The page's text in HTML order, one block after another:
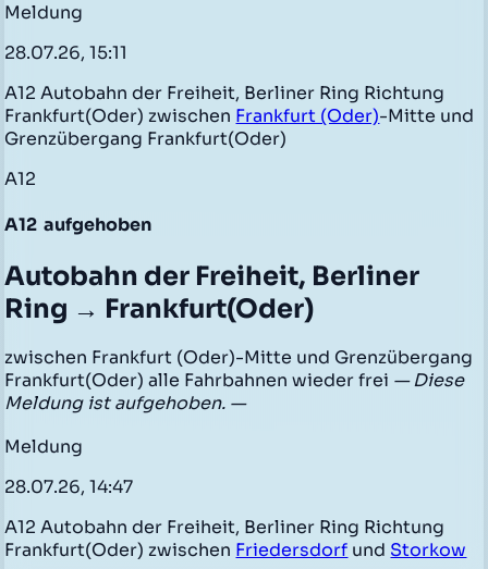
Meldung
28.07.26, 15:11
A12 Autobahn der Freiheit, Berliner Ring Richtung
Frankfurt(Oder) zwischen Frankfurt (Oder)-Mitte und
Grenzübergang Frankfurt(Oder)
A12
A12 aufgehoben
Autobahn der Freiheit, Berliner
Ring → Frankfurt(Oder)
zwischen Frankfurt (Oder)-Mitte und Grenzübergang
Frankfurt(Oder) alle Fahrbahnen wieder frei — Diese
Meldung ist aufgehoben. —
Meldung
28.07.26, 14:47
A12 Autobahn der Freiheit, Berliner Ring Richtung
Frankfurt(Oder) zwischen Friedersdorf und Storkow